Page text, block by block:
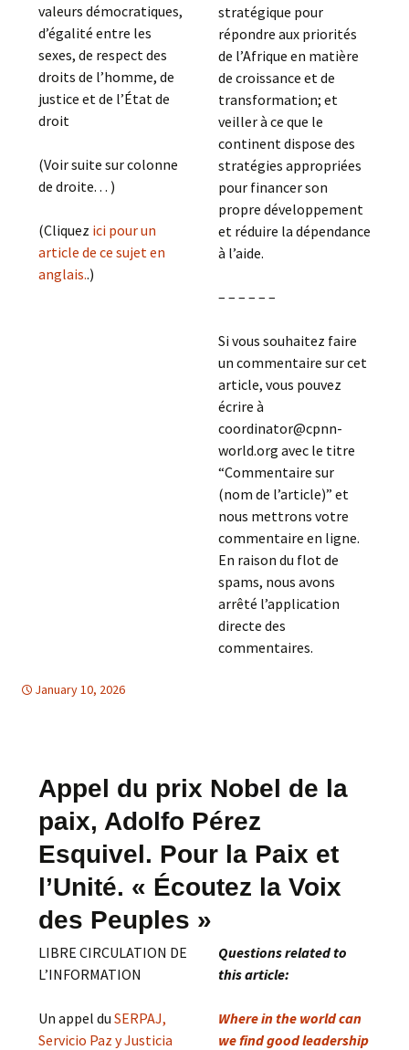
valeurs démocratiques,
d’égalité entre les
sexes, de respect des
droits de l’homme, de
justice et de l’État de
droit
(Voir suite sur colonne
de droite. . . )
(Cliquez ici pour un
article de ce sujet en
anglais..)
stratégique pour
répondre aux priorités
de l’Afrique en matière
de croissance et de
transformation; et
veiller à ce que le
continent dispose des
stratégies appropriées
pour financer son
propre développement
et réduire la dépendance
à l’aide.
– – – – – –
Si vous souhaitez faire
un commentaire sur cet
article, vous pouvez
écrire à
coordinator@cpnn-
world.org avec le titre
“Commentaire sur
(nom de l’article)” et
nous mettrons votre
commentaire en ligne.
En raison du flot de
spams, nous avons
arrêté l’application
directe des
commentaires.
January 10, 2026
Appel du prix Nobel de la
paix, Adolfo Pérez
Esquivel. Pour la Paix et
l’Unité. « Écoutez la Voix
des Peuples »
LIBRE CIRCULATION DE
L’INFORMATION
Un appel duSERPAJ,
Servicio Paz y Justicia
Questions related to
this article:
Where in the world can
we find good leadership